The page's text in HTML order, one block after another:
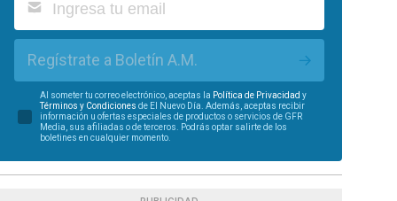
Regístrate a Boletín A.M.
Al someter tu correo electrónico, aceptas la Política de Privacidad y
Términos y Condiciones de El Nuevo Día. Además, aceptas recibir
información u ofertas especiales de productos o servicios de GFR
Media, sus afiliadas o de terceros. Podrás optar salirte de los
boletines en cualquier momento.